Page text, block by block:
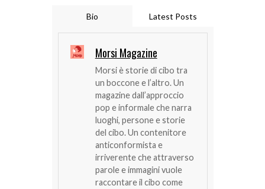
Bio Latest Posts
Morsi Magazine
Morsi è storie di cibo tra
un boccone e l’altro. Un
magazine dall’approccio
pop e informale che narra
luoghi, persone e storie
del cibo. Un contenitore
anticonformista e
irriverente che attraverso
parole e immagini vuole
raccontare il cibo come